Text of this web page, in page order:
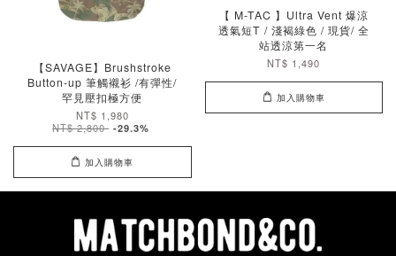
【SAVAGE】Brushstroke
Button-up 筆觸襯衫 /有彈性/
罕見壓扣極方便
NT$ 1,980
NT$ 2,800 -29.3%
加入購物車
【 M-TAC 】Ultra Vent 爆涼
透氣短T / 淺褐綠色 / 現貨/ 全
站透涼第一名
NT$ 1,490
加入購物車